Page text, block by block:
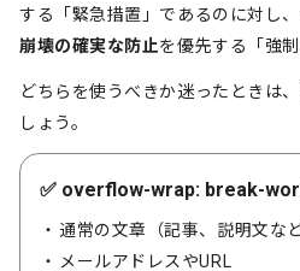
する「緊急措置」であるのに対し、
崩壊の確実な防止を優先する「強
どちらを使うべきか迷ったときは
しょう。
✅ overflow-wrap: break-
通常の文章（記事、説明文など
メールアドレスやURL